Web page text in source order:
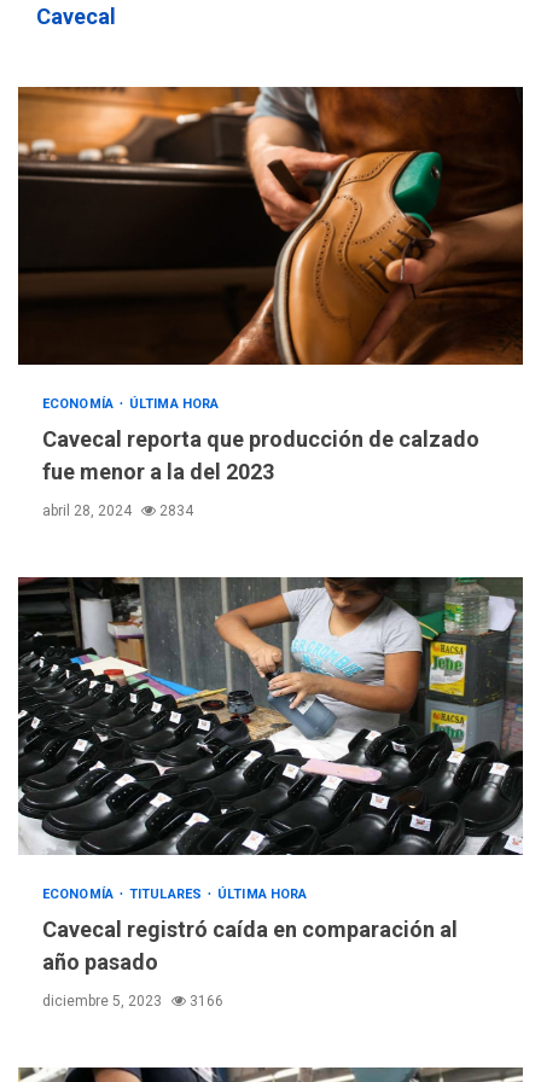
Cavecal
ECONOMÍA ÚLTIMA HORA
Cavecal reporta que producción de calzado
fue menor a la del 2023
abril 28, 2024 2834
ECONOMÍA TITULARES ÚLTIMA HORA
Cavecal registró caída en comparación al
año pasado
diciembre 5, 2023 3166